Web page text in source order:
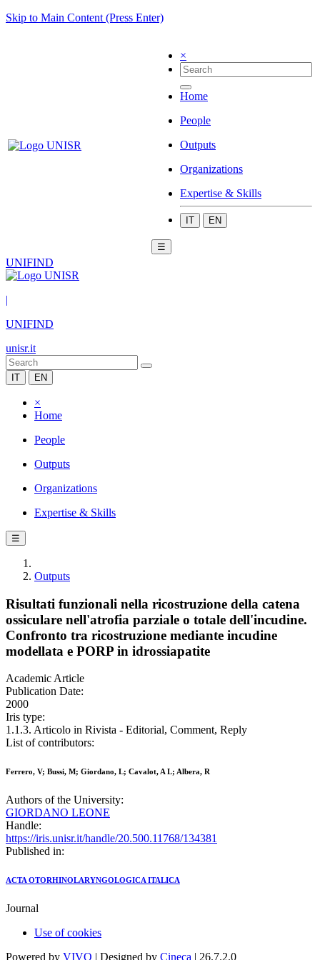
Skip to Main Content (Press Enter)
×
Home
People
Outputs
Organizations
Expertise & Skills
IT EN
☰
UNIFIND
|
UNIFIND
unisr.it
IT EN
×
Home
People
Outputs
Organizations
Expertise & Skills
☰
Outputs
Risultati funzionali nella ricostruzione della catena
ossiculare nell'atrofia parziale o totale dell'incudine.
Confronto tra ricostruzione mediante incudine
modellata e PORP in idrossiapatite
Academic Article
Publication Date:
2000
Iris type:
1.1.3. Articolo in Rivista - Editorial, Comment, Reply
List of contributors:
Ferrero, V; Bussi, M; Giordano, L; Cavalot, A L; Albera, R
Authors of the University:
GIORDANO LEONE
Handle:
https://iris.unisr.it/handle/20.500.11768/134381
Published in:
ACTA OTORHINOLARYNGOLOGICA ITALICA
Journal
Use of cookies
Powered by VIVO | Designed by Cineca | 26.7.2.0